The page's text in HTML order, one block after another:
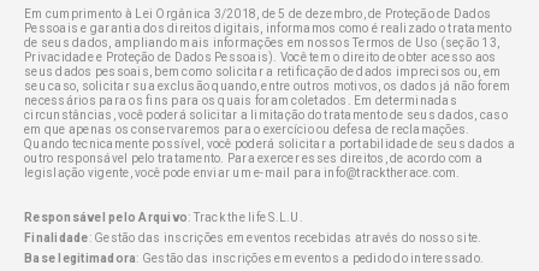
Em cumprimento à Lei Orgânica 3/2018, de 5 de dezembro, de Proteção de Dados
Pessoais e garantia dos direitos digitais, informamos como é realizado o tratamento
de seus dados, ampliando mais informações em nossos Termos de Uso (seção 13,
Privacidade e Proteção de Dados Pessoais). Você tem o direito de obter acesso aos
seus dados pessoais, bem como solicitar a retificação de dados imprecisos ou, em
seu caso, solicitar sua exclusão quando, entre outros motivos, os dados já não forem
necessários para os fins para os quais foram coletados. Em determinadas
circunstâncias, você poderá solicitar a limitação do tratamento de seus dados, caso
em que apenas os conservaremos para o exercício ou defesa de reclamações.
Quando tecnicamente possível, você poderá solicitar a portabilidade de seus dados a
outro responsável pelo tratamento. Para exercer esses direitos, de acordo com a
legislação vigente, você pode enviar um e-mail para info@tracktherace.com
Responsável pelo Arquivo: Track the life S.L.U.
Finalidade: Gestão das inscrições em eventos recebidas através do nosso site.
Base legitimadora: Gestão das inscrições em eventos a pedido do interessado.